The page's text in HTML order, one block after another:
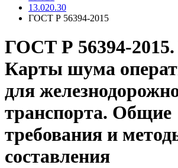
13.020.30
ГОСТ Р 56394-2015
ГОСТ Р 56394-
Карты шума
для
транспорта. Общие
требования и
составления